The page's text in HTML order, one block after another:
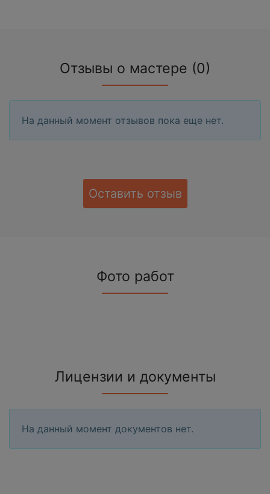
Отзывы о мастере (0)
На данный момент отзывов пока еще нет.
Оставить отзыв
Фото работ
Лицензии и документы
На данный момент документов нет.